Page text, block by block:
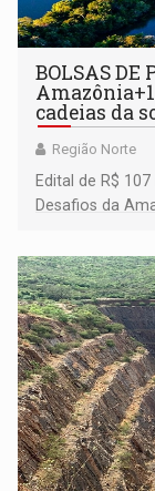
BOLSAS
cadeias da
Região Norte
Edital de R$
Desafios da
submissão de
setembro